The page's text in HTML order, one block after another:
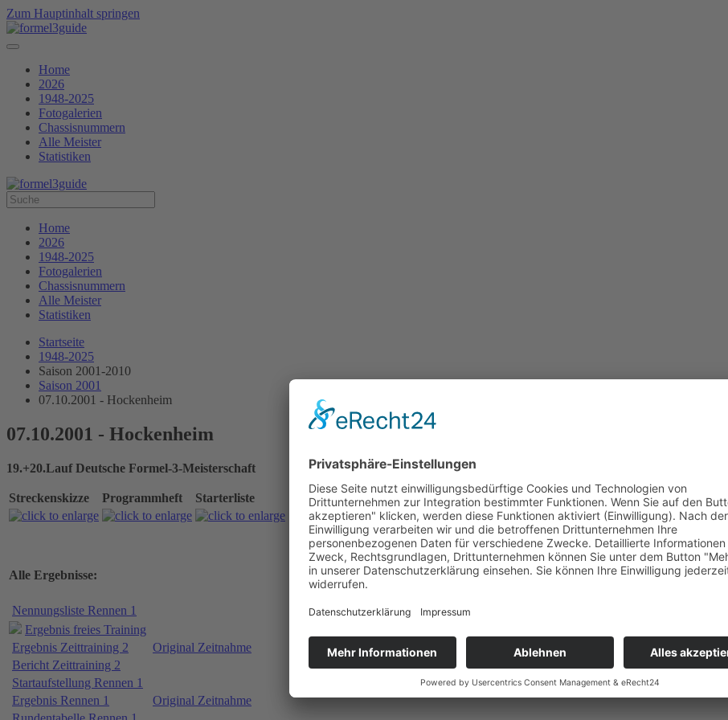
Zum Hauptinhalt springen
Home
2026
1948-2025
Fotogalerien
Chassisnummern
Alle Meister
Statistiken
Home
2026
1948-2025
Fotogalerien
Chassisnummern
Alle Meister
Statistiken
Startseite
1948-2025
Saison 2001-2010
Saison 2001
07.10.2001 - Hockenheim
07.10.2001 - Hockenheim
19.+20.Lauf Deutsche Formel-3-Meisterschaft
Streckenskizze Programmheft Starterliste
Alle Ergebnisse:
Nennungsliste Rennen 1
Ergebnis freies Training
Ergebnis Zeittraining 2
Original Zeitnahme
Bericht Zeittraining 2
Startaufstellung Rennen 1
Ergebnis Rennen 1
Original Zeitnahme